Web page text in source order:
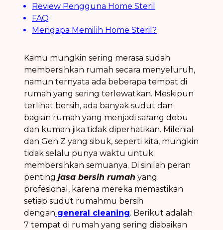
Review Pengguna Home Steril
FAQ
Mengapa Memilih Home Steril?
Kamu mungkin sering merasa sudah
membersihkan rumah secara menyeluruh,
namun ternyata ada beberapa tempat di
rumah yang sering terlewatkan. Meskipun
terlihat bersih, ada banyak sudut dan
bagian rumah yang menjadi sarang debu
dan kuman jika tidak diperhatikan. Milenial
dan Gen Z yang sibuk, seperti kita, mungkin
tidak selalu punya waktu untuk
membersihkan semuanya. Di sinilah peran
penting jasa bersih rumah yang
profesional, karena mereka memastikan
setiap sudut rumahmu bersih
dengan general cleaning. Berikut adalah
7 tempat di rumah yang sering diabaikan